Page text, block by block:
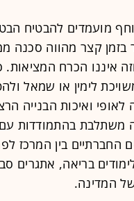
מועמדים להבטיח
בזמן קצר מהווה סכנה
וזה איננו הכרח
לימין או שמאל
לאופי ואיכות הבנייה
משתלבת בהתמודדות עם
החברתיים בין המרכז
בריאה, אתגרים
המדינה.